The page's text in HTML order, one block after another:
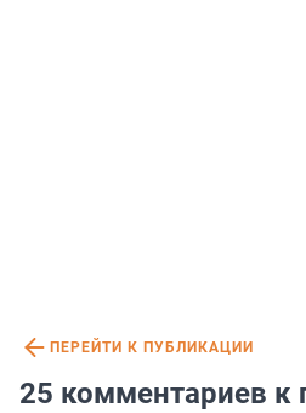
ПЕРЕЙТИ К ПУБЛИКАЦИИ
25 комментариев к